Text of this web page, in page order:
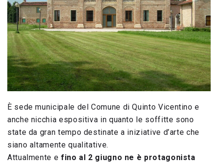
È sede municipale del Comune di Quinto Vicentino e
anche nicchia espositiva in quanto le soffitte sono
state da gran tempo destinate a iniziative d’arte che
siano altamente qualitative.
Attualmente e fino al 2 giugno ne è protagonista